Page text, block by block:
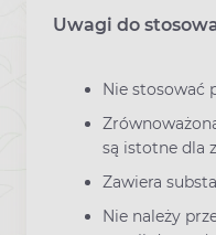
Uwagi do
Nie stosować
są istotne dla
Zawiera
Nie należy